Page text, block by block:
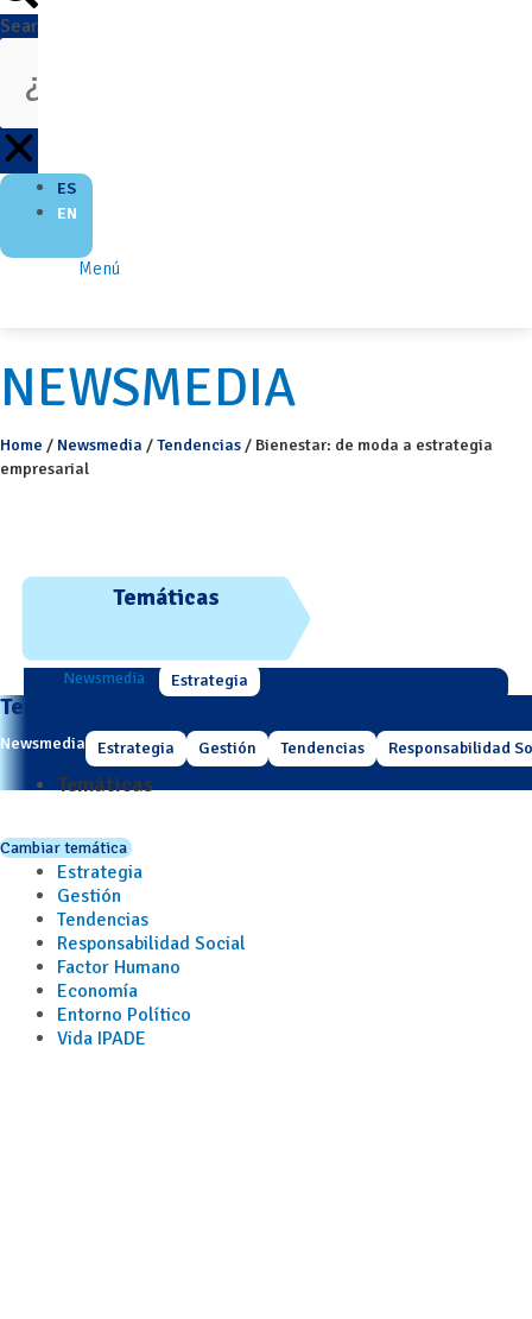
Search
ES
EN
Menú
NEWSMEDIA
Home / Newsmedia /Tendencias / Bienestar: de moda a estrategia
empresarial
Temáticas
Newsmedia Estrategia
Temáticas
Newsmedia Estrategia Gestión Tendencias Responsabilidad
Temáticas
Cambiar temática
Estrategia
Gestión
Tendencias
Responsabilidad Social
Factor Humano
Economía
Entorno Político
Vida IPADE